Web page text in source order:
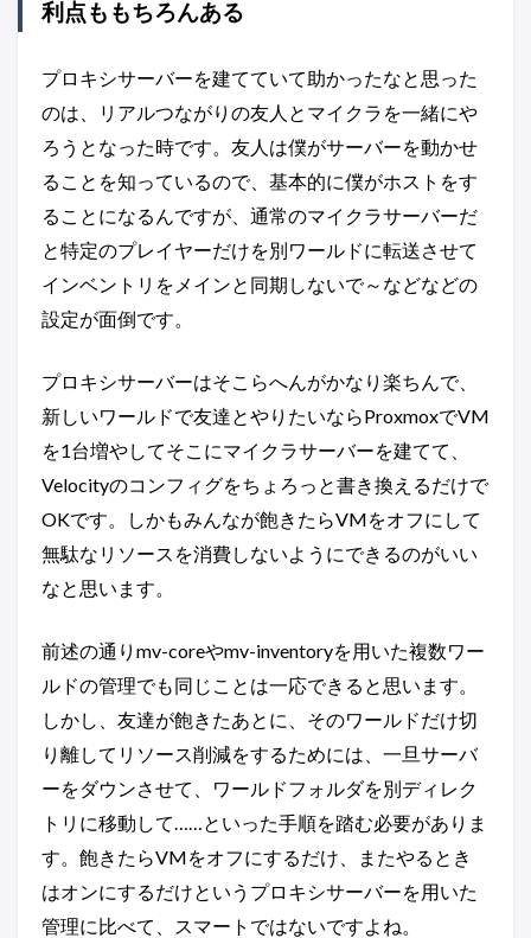
利点ももちろんある
プロキシサーバーを建てていて助かったなと思った
のは、リアルつながりの友人とマイクラを一緒にや
ろうとなった時です。友人は僕がサーバーを動かせ
ることを知っているので、基本的に僕がホストをす
ることになるんですが、通常のマイクラサーバーだ
と特定のプレイヤーだけを別ワールドに転送させて
インベントリをメインと同期しないで～などなどの
設定が面倒です。
プロキシサーバーはそこらへんがかなり楽ちんで、
新しいワールドで友達とやりたいならProxmoxでVM
を1台増やしてそこにマイクラサーバーを建てて、
Velocityのコンフィグをちょろっと書き換えるだけで
OKです。しかもみんなが飽きたらVMをオフにして
無駄なリソースを消費しないようにできるのがいい
なと思います。
前述の通りmv-coreやmv-inventoryを用いた複数ワー
ルドの管理でも同じことは一応できると思います。
しかし、友達が飽きたあとに、そのワールドだけ切
り離してリソース削減をするためには、一旦サーバ
ーをダウンさせて、ワールドフォルダを別ディレク
トリに移動して……といった手順を踏む必要がありま
す。飽きたらVMをオフにするだけ、またやるとき
はオンにするだけというプロキシサーバーを用いた
管理に比べて、スマートではないですよね。